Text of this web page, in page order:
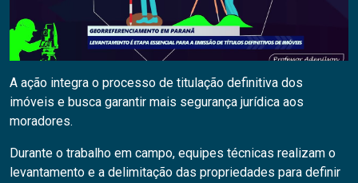
A ação integra o processo de titulação definitiva dos
imóveis e busca garantir mais segurança jurídica aos
moradores.
Durante o trabalho em campo, equipes técnicas realizam o
levantamento e a delimitação das propriedades para definir